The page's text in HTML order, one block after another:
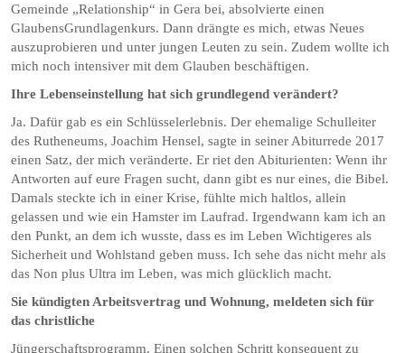
Gemeinde „Relationship“ in Gera bei, absolvierte einen
GlaubensGrundlagenkurs. Dann drängte es mich, etwas Neues
auszuprobieren und unter jungen Leuten zu sein. Zudem wollte ich
mich noch intensiver mit dem Glauben beschäftigen.
Ihre Lebenseinstellung hat sich grundlegend verändert?
Ja. Dafür gab es ein Schlüsselerlebnis. Der ehemalige Schulleiter
des Rutheneums, Joachim Hensel, sagte in seiner Abiturrede 2017
einen Satz, der mich veränderte. Er riet den Abiturienten: Wenn ihr
Antworten auf eure Fragen sucht, dann gibt es nur eines, die Bibel.
Damals steckte ich in einer Krise, fühlte mich haltlos, allein
gelassen und wie ein Hamster im Laufrad. Irgendwann kam ich an
den Punkt, an dem ich wusste, dass es im Leben Wichtigeres als
Sicherheit und Wohlstand geben muss. Ich sehe das nicht mehr als
das Non plus Ultra im Leben, was mich glücklich macht.
Sie kündigten Arbeitsvertrag und Wohnung, meldeten sich für
das christliche
Jüngerschaftsprogramm. Einen solchen Schritt konsequent zu